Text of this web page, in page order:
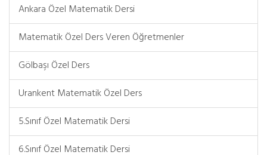
Ankara Özel Matematik Dersi
Matematik Özel Ders Veren Öğretmenler
Gölbaşı Özel Ders
Urankent Matematik Özel Ders
5.Sınıf Özel Matematik Dersi
6.Sınıf Özel Matematik Dersi